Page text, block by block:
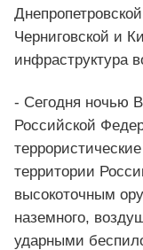
Черниговской и
инфраструктура
- Сегодня ночью
Российской
территории
высокоточным
наземного,
ударными